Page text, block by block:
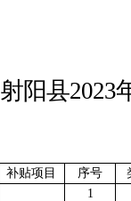
射阳县2023
补贴项目 序号
1